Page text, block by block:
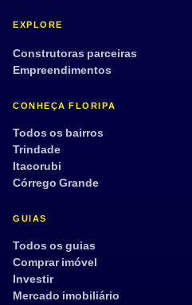
EXPLORE
Construtoras parceiras
Empreendimentos
CONHEÇA FLORIPA
Todos os bairros
Trindade
Itacorubi
Córrego Grande
GUIAS
Todos os guias
Comprar imóvel
Investir
Mercado imobiliário